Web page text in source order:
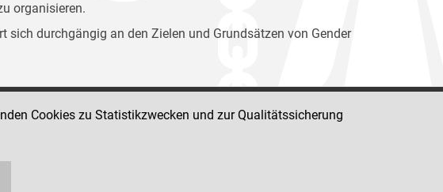
organisieren.
durchgängig an den Zielen und Grundsätzen von Gender
Cookies zu Statistikzwecken und zur Qualitätssicherung